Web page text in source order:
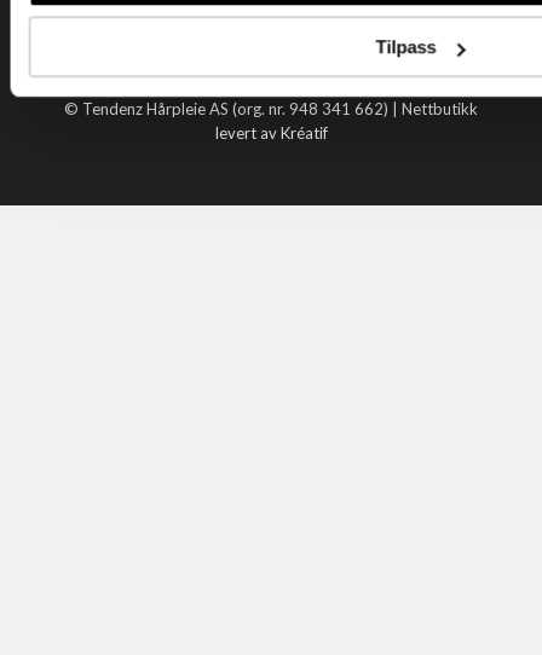
Tilpass
Om oss
Handle hos oss
© Tendenz Hårpleie AS (org. nr. 948 341 662) | Nettbutikk
levert av Kréatif